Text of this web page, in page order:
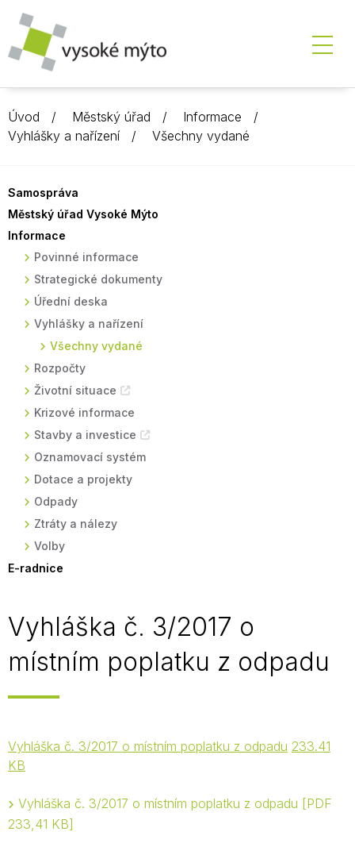
Úvod Městský úřad
Informace
Vyhlášky a nařízení
Všechny vydané
Samospráva
Městský úřad Vysoké Mýto
Informace
Povinné informace
Strategické dokumenty
Úřední deska
Vyhlášky a nařízení
Všechny vydané
Rozpočty
Životní situace
Krizové informace
Stavby a investice
Oznamovací systém
Dotace a projekty
Odpady
Ztráty a nálezy
Volby
E-radnice
Vyhláška č. 3/2017 o
místním poplatku z odpadu
Vyhláška č. 3/2017 o místním poplatku z odpadu 233.41
KB
Vyhláška č. 3/2017 o místním poplatku z odpadu
PDF
233,41 KB